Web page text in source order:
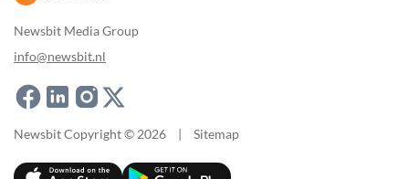
Newsbit Media Group
info@newsbit.nl
Newsbit Copyright © 2026 | Sitemap